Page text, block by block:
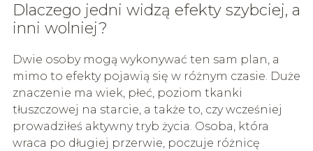
Dlaczego jedni widzą efekty szybciej, a
inni wolniej?
Dwie osoby mogą wykonywać ten sam plan, a
mimo to efekty pojawią się w różnym czasie. Duże
znaczenie ma wiek, płeć, poziom tkanki
tłuszczowej na starcie, a także to, czy wcześniej
prowadziłeś aktywny tryb życia. Osoba, która
wraca po długiej przerwie, poczuje różnicę